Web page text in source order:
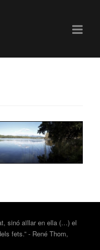
sinó aïllar en ella (…) el
fets.” - René Thom,